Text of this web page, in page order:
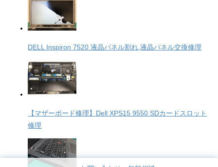
DELL Inspiron 7520 液晶パネル割れ,液晶パネル交換修理
【マザーボード修理】Dell XPS15 9550 SDカードスロット
修理